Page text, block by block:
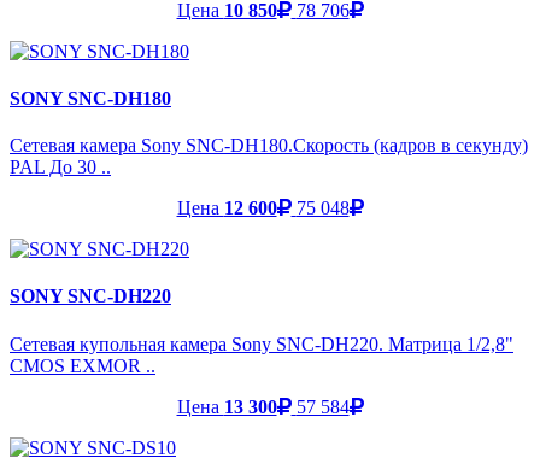
Цена 10 850 78 706
SONY SNC-DH180
Сетевая камера Sony SNC-DH180.Скорость (кадров в секунду)
PAL До 30 ..
Цена 12 600 75 048
SONY SNC-DH220
Сетевая купольная камера Sony SNC-DH220. Матрица 1/2,8"
CMOS EXMOR ..
Цена 13 300 57 584